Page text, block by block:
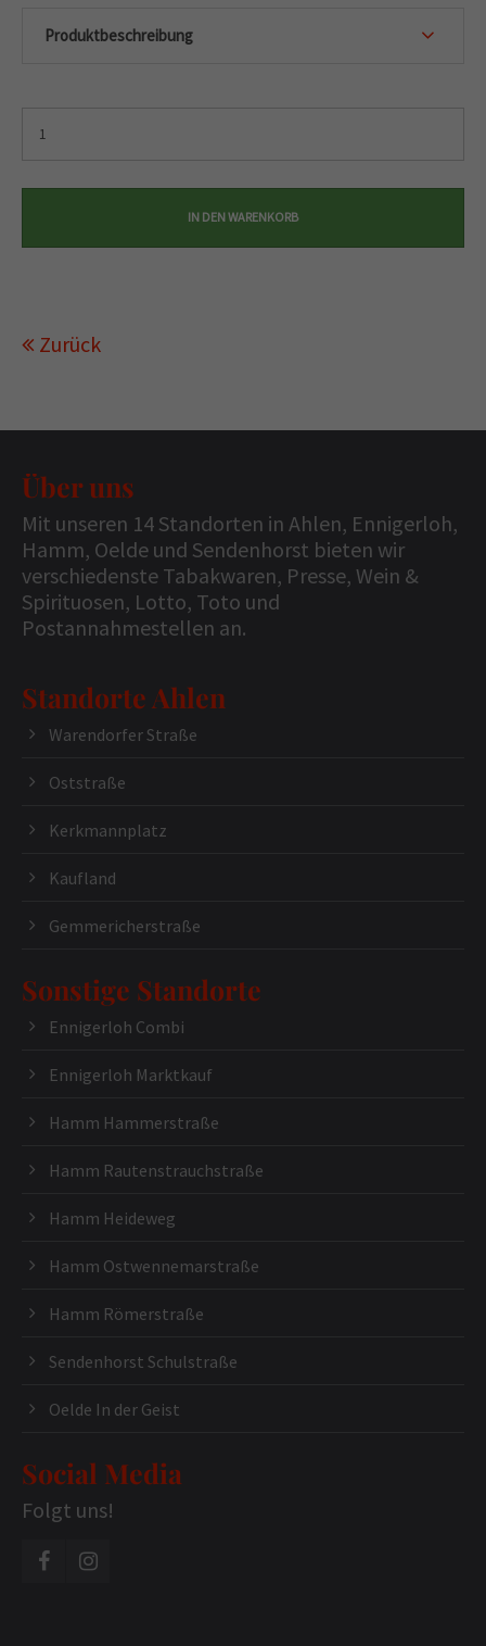
Produktbeschreibung
Zurück
Über uns
Mit unseren 14 Standorten in Ahlen, Ennigerloh,
Hamm, Oelde und Sendenhorst bieten wir
verschiedenste Tabakwaren, Presse, Wein &
Spirituosen, Lotto, Toto und
Postannahmestellen an.
Standorte Ahlen
Warendorfer Straße
Oststraße
Kerkmannplatz
Kaufland
Gemmericherstraße
Sonstige Standorte
Ennigerloh Combi
Ennigerloh Marktkauf
Hamm Hammerstraße
Hamm Rautenstrauchstraße
Hamm Heideweg
Hamm Ostwennemarstraße
Hamm Römerstraße
Sendenhorst Schulstraße
Oelde In der Geist
Social Media
Folgt uns!